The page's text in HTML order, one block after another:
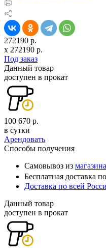
272190 р.
x 272190 р.
Под заказ
Данный товар
доступен в прокат
100 670 р.
в сутки
Арендовать
Способы получения
Самовывоз из магазина
Бесплатная доставка
Доставка по всей
Данный товар
доступен в прокат